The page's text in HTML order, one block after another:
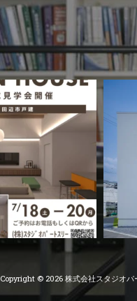
Copyright © 2026 株式会社スタジオ